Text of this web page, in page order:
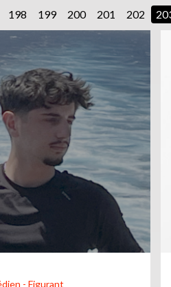
198 199 200 201 202
- Figurant